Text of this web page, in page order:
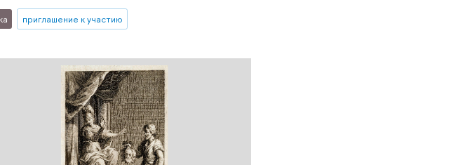
приглашение к участию